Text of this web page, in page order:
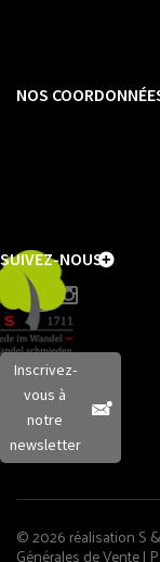
NOS
© 2026 réalisation S
Générales de Vente|
SUIVEZ-NOUS
Inscrivez-
vous à
notre
newsletter